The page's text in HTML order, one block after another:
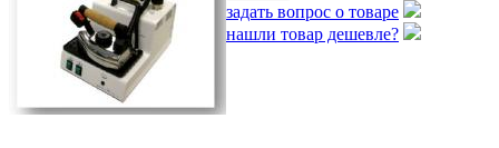
задать вопрос о товаре
нашли товар дешевле?